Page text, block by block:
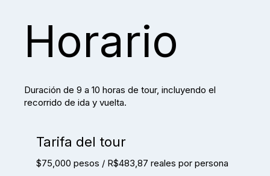
Horario
Duración de 9 a 10 horas de tour, incluyendo el
recorrido de ida y vuelta.
Tarifa del tour
$75,000 pesos / R$483,87 reales por persona